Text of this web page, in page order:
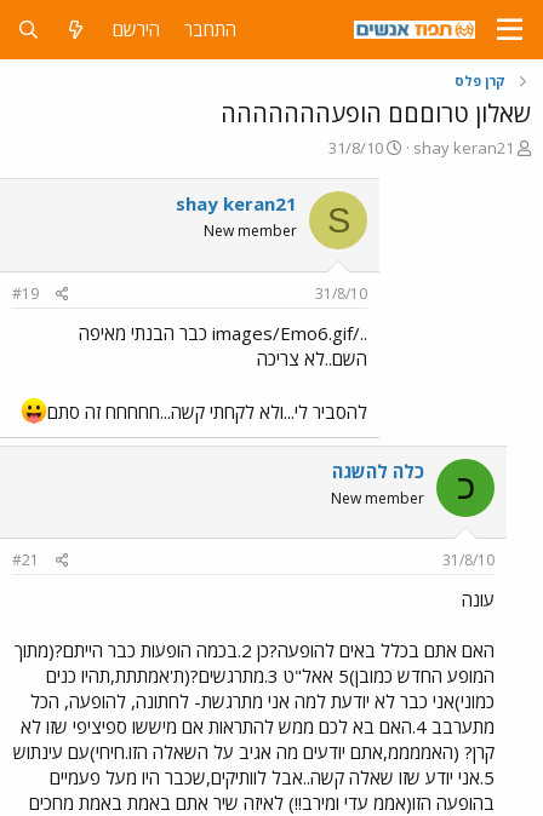
התחבר הירשם
קרן פלס
שאלון טרוםםם הופעההההההה
פshay keran21
פ
ת
31/8/10
S
shay keran21
New member
31/8/10
#19
../images/Emo6.gif כבר הבנתי מאיפה
השם..לא צריכה
להסביר לי...ולא לקחתי קשה...חחחחח זה סתם
כ כלה להשגה
New member
31/8/10
#21
עונה
האם אתם בכלל באים להופעה?כן 2.בכמה הופעות כבר הייתם?(מתוך
המופע החדש כמובן)5 אאל"ט 3.מתרגשים?(ת'אמתתת,תהיו כנים
כמוני)אני כבר לא יודעת למה אני מתרגשת- לחתונה, להופעה, הכל
מתערבב 4.האם בא לכם ממש להתראות אם מיששו ספיציפי שזו לא
קרן? (האממממ,אתם יודעים מה אגיב על השאלה הזו.חיחי)עם עינתוש
5.אני יודע שזו שאלה קשה..אבל לוותיקים,שכבר היו מעל פעמיים
בהופעה הזו(אממ עדי ומירב!!) לאיזה שיר אתם באמת באמת מחכים